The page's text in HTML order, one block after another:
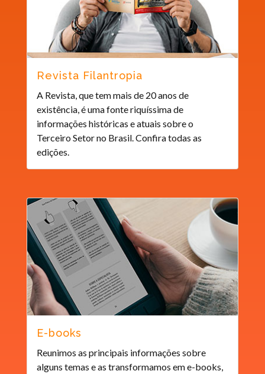
Revista Filantropia
A Revista, que tem mais de 20 anos de
existência, é uma fonte riquíssima de
informações históricas e atuais sobre o
Terceiro Setor no Brasil. Confira todas as
edições.
E-books
Reunimos as principais informações sobre
alguns temas e as transformamos em e-books,